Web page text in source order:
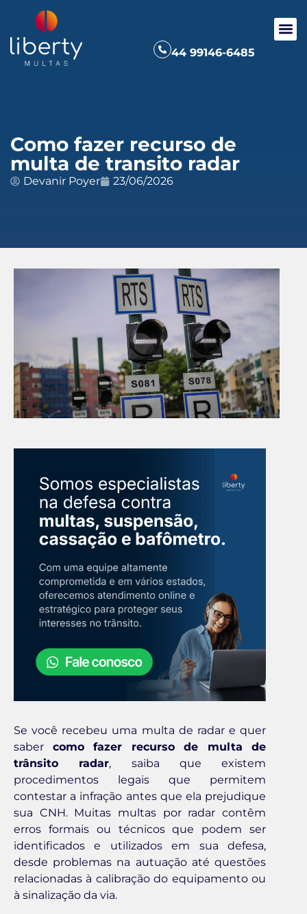
44 99146-6485
Como fazer recurso de
multa de transito radar
Devanir Poyer 23/06/2026
Se você recebeu uma multa de radar e quer
saber como fazer recurso de multa de
trânsito radar, saiba que existem
procedimentos legais que permitem
contestar a infração antes que ela prejudique
sua CNH. Muitas multas por radar contêm
erros formais ou técnicos que podem ser
identificados e utilizados em sua defesa,
desde problemas na autuação até questões
relacionadas à calibração do equipamento ou
à sinalização da via.